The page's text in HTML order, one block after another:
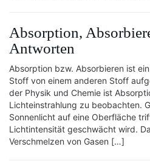
Absorption,
Antworten
Absorption bzw. Absorbieren ist
Stoff von einem anderen Stoff
der Physik und Chemie ist
Lichteinstrahlung zu beobachten.
Sonnenlicht auf eine Oberfläche
Lichtintensität geschwächt wird.
Verschmelzen von Gasen […]